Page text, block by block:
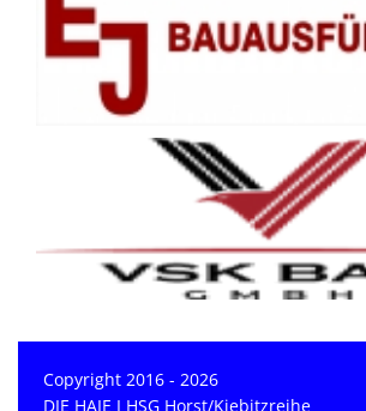
Copyright 2016 - 2026
DIE HAIE I HSG Horst/Kiebitzreihe